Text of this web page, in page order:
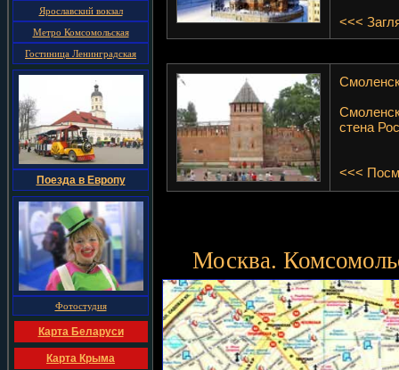
Ярославский вокзал
Метро Комсомольская
Гостиница Ленинградская
Поезда в Европу
Фотостудия
Карта Беларуси
Карта Крыма
<<<
стена
<<<
Москва.